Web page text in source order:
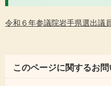
令和６年参議院岩手県選出議
このページに関するお